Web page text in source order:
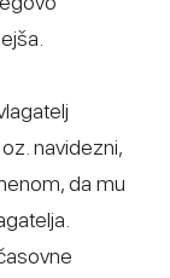
navidezni,
da mu